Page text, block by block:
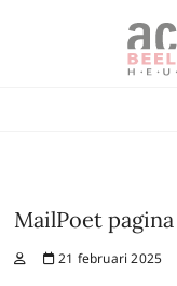
MailPoet pagina
21 februari 2025